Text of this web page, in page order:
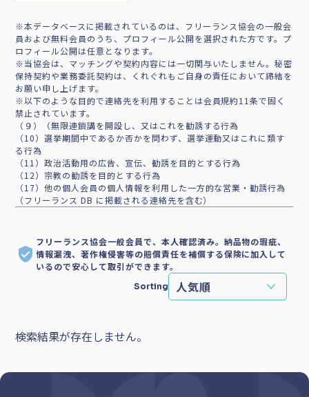
※本データベースに掲載されているのは、フリーランス協会の一般会
員および無料会員のうち、プロフィール公開を選択された方です。プ
ロフィール公開は任意となります。
※当協会は、マッチングや契約内容には一切関与いたしません。秘密
保持契約や業務委託契約は、くれぐれもご自身の責任において締結を
お願い申し上げます。
※以下のような目的で連絡先を利用することは会員規約11条で固く
禁止されています。
（９）（無限連鎖講を開設し、又はこれを勧誘する行為
（10）選挙期間中であるか否かを問わず、選挙運動又はこれに類す
る行為
（11）政治活動用の広告、宣伝、勧誘を目的とする行為
（12）宗教の勧誘を目的とする行為
（17）他の個人会員の個人情報を利用した一方的な営業・勧誘行為
（フリーランス DB に掲載される連絡先を含む）
フリーランス協会一般会員で、本人確認済み。納品物の瑕疵、
情報漏洩、著作権侵害等の賠償責任を補償する保険に加入して
いるので安心して取引ができます。
Sorting
検索結果が存在しません。